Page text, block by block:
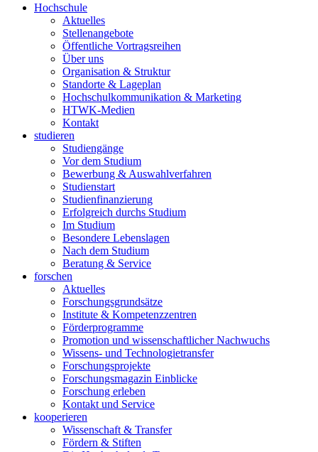
Hochschule
Aktuelles
Stellenangebote
Öffentliche Vortragsreihen
Über uns
Organisation & Struktur
Standorte & Lageplan
Hochschulkommunikation & Marketing
HTWK-Medien
Kontakt
studieren
Studiengänge
Vor dem Studium
Bewerbung & Auswahlverfahren
Studienstart
Studienfinanzierung
Erfolgreich durchs Studium
Im Studium
Besondere Lebenslagen
Nach dem Studium
Beratung & Service
forschen
Aktuelles
Forschungsgrundsätze
Institute & Kompetenzzentren
Förderprogramme
Promotion und wissenschaftlicher Nachwuchs
Wissens- und Technologietransfer
Forschungsprojekte
Forschungsmagazin Einblicke
Forschung erleben
Kontakt und Service
kooperieren
Wissenschaft & Transfer
Fördern & Stiften